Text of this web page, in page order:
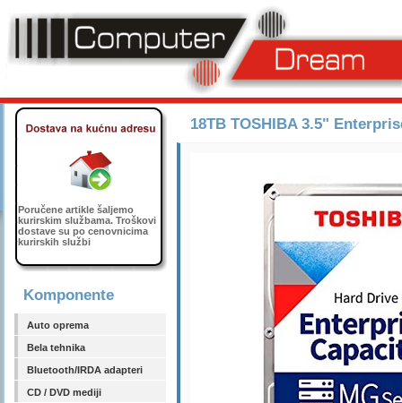
Poručene artikle šaljemo
kurirskim službama. Troškovi
dostave su po cenovnicima
kurirskih službi
Komponente
Auto oprema
Bela tehnika
Bluetooth/IRDA adapteri
CD / DVD mediji
18TB TOSHIBA 3.5"